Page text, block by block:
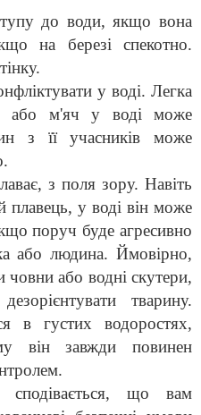
до води, якщо вона
на березі спекотно.
у воді. Легка
або м'яч у воді може
з її учасників може
з поля зору. Навіть
у воді він може
поруч буде агресивно
або людина. Ймовірно,
або водні скутери,
тварину.
в густих водоростях,
він завжди повинен
що вам